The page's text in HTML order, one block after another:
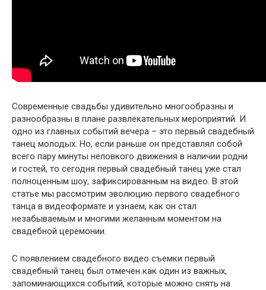
Современные свадьбы удивительно многообразны и
разнообразны в плане развлекательных мероприятий. И
одно из главных событий вечера – это первый свадебный
танец молодых. Но, если раньше он представлял собой
всего пару минуты неловкого движения в наличии родни
и гостей, то сегодня первый свадебный танец уже стал
полноценным шоу, зафиксированным на видео. В этой
статье мы рассмотрим эволюцию первого свадебного
танца в видеоформате и узнаем, как он стал
незабываемым и многими желанным моментом на
свадебной церемонии.
С появлением свадебного видео съемки первый
свадебный танец был отмечен как один из важных,
запоминающихся событий, которые можно снять на